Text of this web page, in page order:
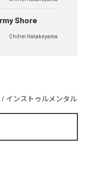
Shore
Chihei Hatakeyama
/ インストゥルメンタル